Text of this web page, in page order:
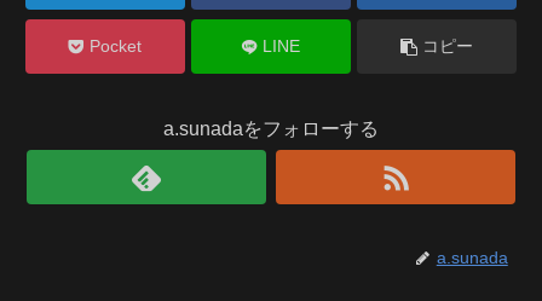
Pocket LINE コピー
a.sunadaをフォローする
a.sunada